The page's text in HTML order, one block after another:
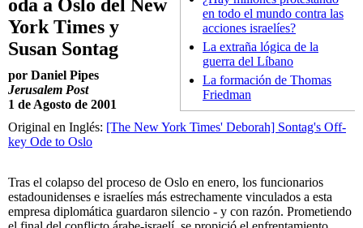
en todo el mundo contra las
acciones israelíes?
La extraña lógica de la
guerra del Líbano
La formación de Thomas
Friedman
oda a Oslo del New
York Times y
Susan Sontag
por Daniel Pipes
Jerusalem Post
1 de Agosto de 2001
Original en Inglés: [The New York Times' Deborah] Sontag's Off-
key Ode to Oslo
Tras el colapso del proceso de Oslo en enero, los funcionarios
estadounidenses e israelíes más estrechamente vinculados a esta
empresa diplomática guardaron silencio - y con razón. Prometiendo